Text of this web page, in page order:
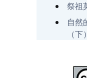
祭祖
自然
（下）